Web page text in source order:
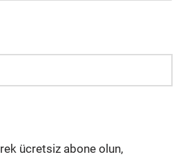
ücretsiz abone olun,